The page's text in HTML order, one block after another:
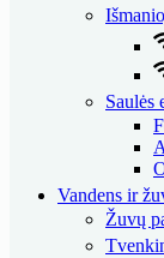
Saulės
Vandens ir
Žuvų